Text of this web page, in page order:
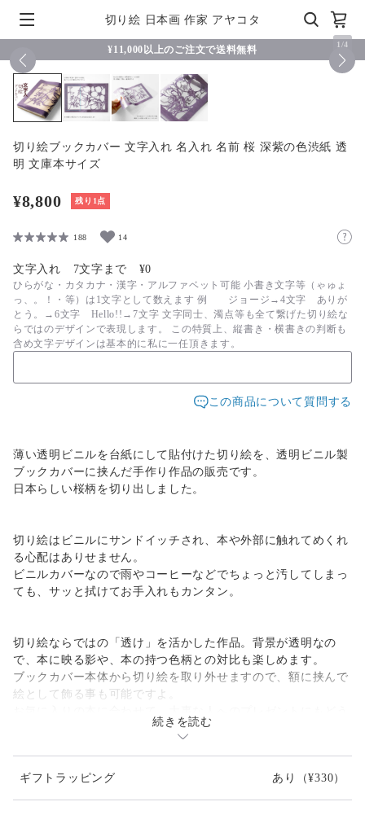
切り絵 日本画 作家 アヤコタ
¥11,000以上のご注文で送料無料 1 /4
切り絵ブックカバー 文字入れ 名入れ 名前 桜 深紫の色渋紙 透
明 文庫本サイズ
¥8,800 残り1点
188 14
文字入れ 7文字まで ¥0
ひらがな・カタカナ・漢字・アルファベット可能 小書き文字等（ゃゅょ
っ、。！・等）は1文字として数えます 例 ジョージ→4文字 ありが
とう。→6文字 Hello!!→7文字 文字同士、濁点等も全て繋げた切り絵な
らではのデザインで表現します。 この特質上、縦書き・横書きの判断も
含め文字デザインは基本的に私に一任頂きます。
この商品について質問する
薄い透明ビニルを台紙にして貼付けた切り絵を、透明ビニル製
ブックカバーに挟んだ手作り作品の販売です。
日本らしい桜柄を切り出しました。
切り絵はビニルにサンドイッチされ、本や外部に触れてめくれ
る心配はありせません。
ビニルカバーなので雨やコーヒーなどでちょっと汚してしまっ
ても、サッと拭けてお手入れもカンタン。
切り絵ならではの「透け」を活かした作品。背景が透明なの
で、本に映る影や、本の持つ色柄との対比も楽しめます。
ブックカバー本体から切り絵を取り外せますので、額に挟んで
絵として飾る事も可能ですよ。
:::紙と道具に特徴があります:::
続きを読む
ギフトラッピング あり （¥330）